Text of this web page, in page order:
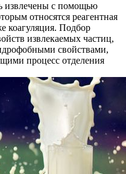
извлечены с помощью
относятся реагентная
коагуляция. Подбор
извлекаемых частиц,
свойствами,
процесс отделения